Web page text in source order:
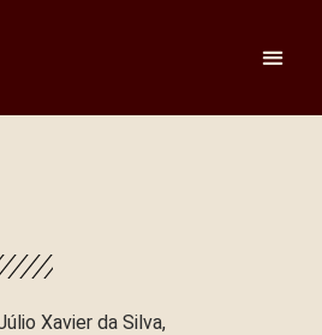
Xavier da Silva,